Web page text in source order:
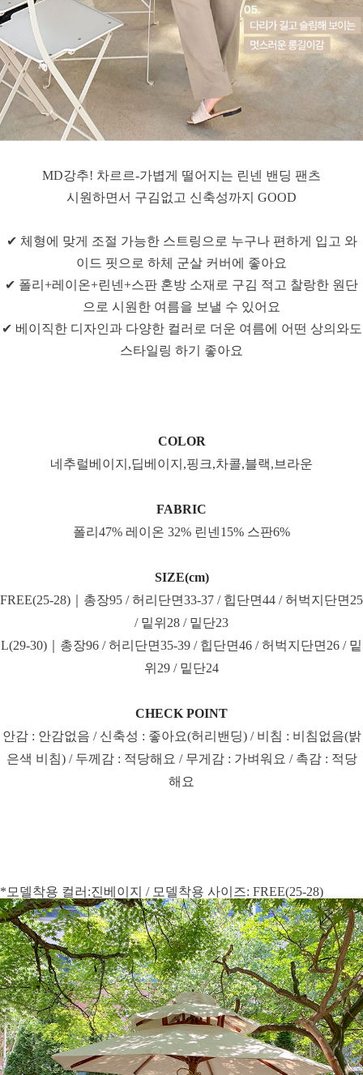
MD강추! 차르르-가볍게 떨어지는 린넨 밴딩 팬츠
시원하면서 구김없고 신축성까지 GOOD
✔ 체형에 맞게 조절 가능한 스트링으로 누구나 편하게 입고 와
이드 핏으로 하체 군살 커버에 좋아요
✔ 폴리+레이온+린넨+스판 혼방 소재로 구김 적고 찰랑한 원단
으로 시원한 여름을 보낼 수 있어요
✔ 베이직한 디자인과 다양한 컬러로 더운 여름에 어떤 상의와도
스타일링 하기 좋아요
COLOR
네추럴베이지,딥베이지,핑크,차콜,블랙,브라운
FABRIC
폴리47% 레이온 32% 린넨15% 스판6%
SIZE(cm)
FREE(25-28)｜총장95 / 허리단면33-37 / 힙단면44 / 허벅지단면25
/ 밑위28 / 밑단23
L(29-30)｜총장96 / 허리단면35-39 / 힙단면46 / 허벅지단면26 / 밑
위29 / 밑단24
CHECK POINT
안감 : 안감없음 / 신축성 : 좋아요(허리밴딩) / 비침 : 비침없음(밝
은색 비침) / 두께감 : 적당해요 / 무게감 : 가벼워요 / 촉감 : 적당
해요
*모델착용 컬러:진베이지 / 모델착용 사이즈: FREE(25-28)